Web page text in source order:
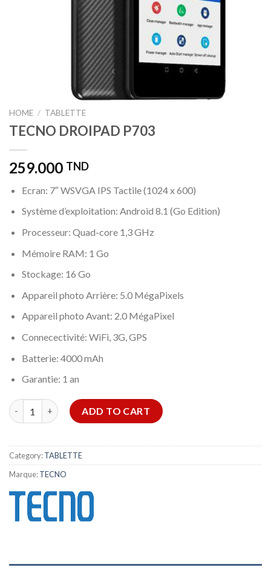
HOME / TABLETTE
TECNO DROIPAD P703
259.000 TND
Ecran: 7″ WSVGA IPS Tactile (1024 x 600)
Système d’exploitation: Android 8.1 (Go Edition)
Processeur: Quad-core 1,3 GHz
Mémoire RAM: 1 Go
Stockage: 16 Go
Appareil photo Arrière: 5.0 MégaPixels
Appareil photo Avant: 2.0 MégaPixel
Connecectivité: WiFi, 3G, GPS
Batterie: 4000 mAh
Garantie: 1 an
TECNO DROIPAD P703 quantity
ADD TO CART
Category:TABLETTE
Marque:TECNO